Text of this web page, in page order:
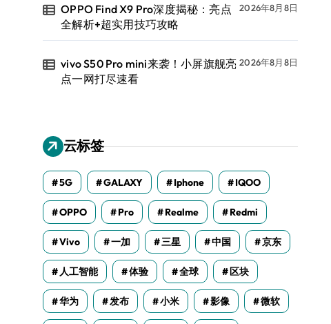
OPPO Find X9 Pro深度揭秘：亮点
全解析+超实用技巧攻略
2026年8月8日
vivo S50 Pro mini来袭！小屏旗舰亮
点一网打尽速看
2026年8月8日
云标签
5G GALAXY Iphone IQOO
OPPO Pro Realme Redmi
Vivo 一加 三星 中国 京东
人工智能 体验 全球 区块
华为 发布 小米 影像 微软